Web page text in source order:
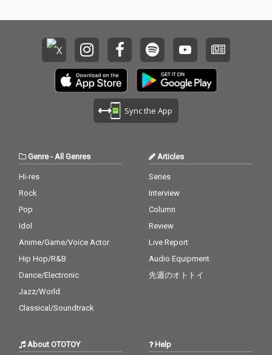
Sync the App
Genre- All Genres
Hi-res
Rock
Pop
Idol
Anime/Game/Voice Actor
Hip Hop/R&B
Dance/Electronic
Jazz/World
Classical/Soundtrack
Articles
Series
Interview
Column
Review
Live Report
Audio Equipment
先週のオトトイ
About OTOTOY Help